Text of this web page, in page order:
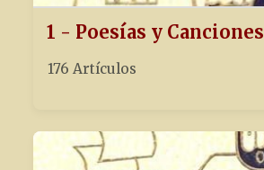
1 - Poesías y Canciones
176 Artículos